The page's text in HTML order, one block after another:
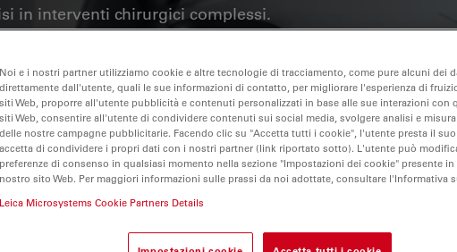
in interventi chirurgici complessi.
A Guide to OCT
Noi e i nostri partner utilizziamo cookie e altre tecnologie di tracciamento, come pure alcuni dei
direttamente dall'utente, quali le sue informazioni di contatto, per migliorare l'esperienza di
siti Web, proporre all'utente pubblicità e contenuti personalizzati in base alle sue interazioni con
siti Web, consentire all'utente di condividere contenuti sui social media, svolgere analisi e
delle nostre campagne pubblicitarie. Facendo clic su "Accetta tutti i cookie", l'utente presta il
accetta di condividere i propri dati con i nostri partner (link riportato sotto). L'utente può
preferenze di consenso in qualsiasi momento nella sezione "Impostazioni dei cookie" presente
nostro sito Web. Per maggiori informazioni sulle prassi da noi adottate, consultare l'Informativa
Leica Microsystems Cookie Partners Details